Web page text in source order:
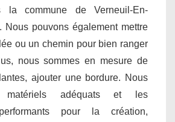
la commune de Verneuil-En-
Nous pouvons également mettre
ou un chemin pour bien ranger
nous sommes en mesure de
ajouter une bordure. Nous
matériels adéquats et les
pour la création,